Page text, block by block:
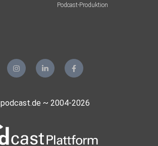
Podcast-Produktion
podcast.de ~ 2004-2026